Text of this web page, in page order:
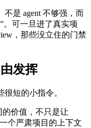
是 agent 不够强，而
。可一旦进了真实项
，那些没立住的门禁
发挥
短的小指令。
的价值，不只是让
个严肃项目的上下文